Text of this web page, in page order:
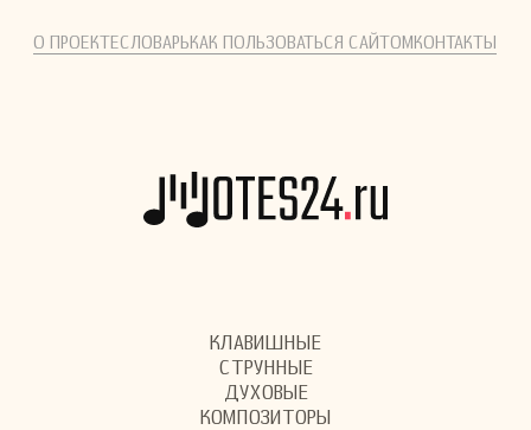
О ПРОЕКТЕСЛОВАРЬКАК ПОЛЬЗОВАТЬСЯ САЙТОМКОНТАКТЫ
КЛАВИШНЫЕ
СТРУННЫЕ
ДУХОВЫЕ
КОМПОЗИТОРЫ